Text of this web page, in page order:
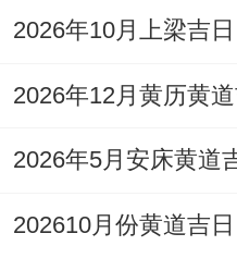
此日虽为天刑黑道
日;对家宅的健康与
注意事项:冲鼠煞北
关键仪式 可借助吉
202610月份黄道吉